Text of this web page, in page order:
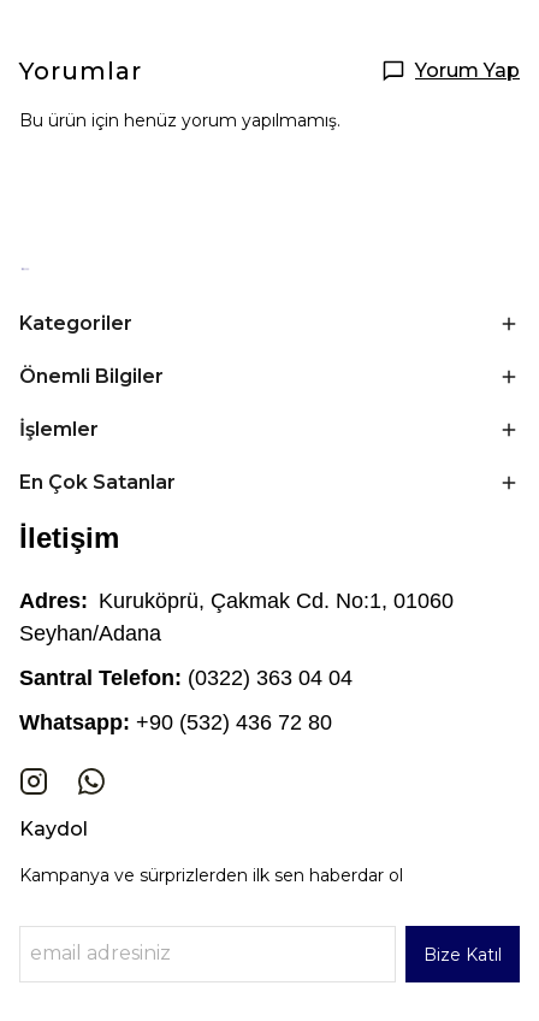
Yorumlar Yorum Yap
Bu ürün için henüz yorum yapılmamış.
Kategoriler
Önemli Bilgiler
İşlemler
En Çok Satanlar
İletişim
Adres: Kuruköprü, Çakmak Cd. No:1, 01060
Seyhan/Adana
Santral Telefon: (0322) 363 04 04
Whatsapp: +90 (532) 436 72 80
Kaydol
Kampanya ve sürprizlerden ilk sen haberdar ol
Bize Katıl